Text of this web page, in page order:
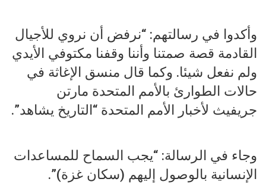
وأكدوا في رسالتهم: “نرفض أن نروي للأجيال
القادمة قصة صمتنا وأننا وقفنا مكتوفي الأيدي
ولم نفعل شيئا. وكما قال منسق الإغاثة في
حالات الطوارئ بالأمم المتحدة مارتن
جريفيث ل‍أخبار الأمم المتحدة “التاريخ يشاهد”.
وجاء في الرسالة: “يجب السماح للمساعدات
الإنسانية بالوصول إليهم (سكان غزة)”.